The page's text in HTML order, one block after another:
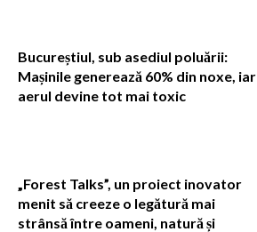
Bucureștiul, sub asediul poluării:
Mașinile generează 60% din noxe, iar
aerul devine tot mai toxic
„Forest Talks”, un proiect inovator
menit să creeze o legătură mai
strânsă între oameni, natură și